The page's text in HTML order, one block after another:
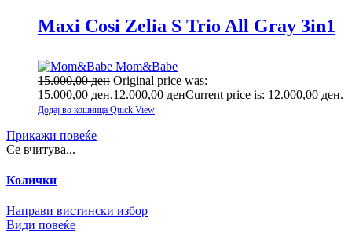
Maxi Cosi Zelia S Trio All Gray 3in1
Mom&Babe
15.000,00ден Original price was:
15.000,00 ден.12.000,00 денCurrent price is: 12.000,00 ден.
Додај во кошница Quick View
Прикажи повеќе
Се вчитува...
Колички
Направи вистински избор
Види повеќе